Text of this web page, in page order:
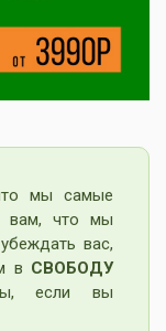
мы самые
вам, что мы
вас,
в СВОБОДУ
если вы